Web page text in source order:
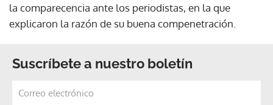
la comparecencia ante los periodistas, en la que
explicaron la razón de su buena compenetración.
Suscríbete a nuestro boletín